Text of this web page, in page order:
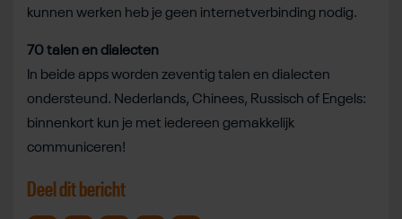
kunnen werken heb je geen internetverbinding nodig.
70 talen en dialecten
In beide apps worden zeventig talen en dialecten
ondersteund. Nederlands, Chinees, Russisch of Engels:
binnenkort kun je met iedereen gemakkelijk
communiceren!
Deel dit bericht